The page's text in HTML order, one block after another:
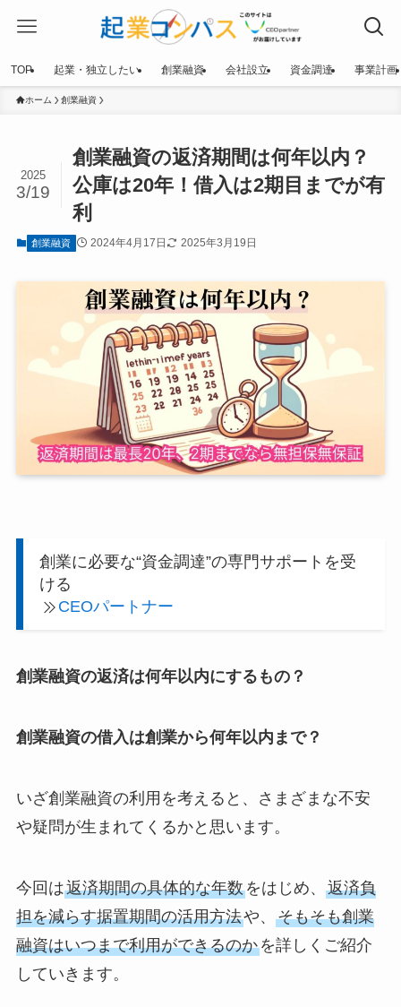
TOP 起業・独立したい 創業融資 会社設立 資金調達 事業計画
ホーム 創業融資
創業融資の返済期間は何年以内？
公庫は20年！借入は2期目までが有
利
2025
3/19
創業融資 2024年4月17日 2025年3月19日
創業に必要な“資金調達”の専門サポートを受
ける
CEOパートナー
創業融資の返済は何年以内にするもの？
創業融資の借入は創業から何年以内まで？
いざ創業融資の利用を考えると、さまざまな不安
や疑問が生まれてくるかと思います。
今回は返済期間の具体的な年数をはじめ、 返済負
担を減らす据置期間の活用方法や、 そもそも創業
融資はいつまで利用ができるのかを詳しくご紹介
していきます。